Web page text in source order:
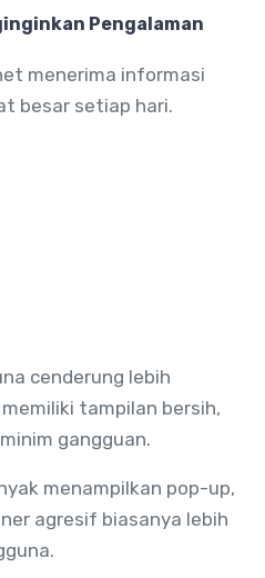
Pengalaman
menerima informasi
besar setiap hari.
cenderung lebih
tampilan bersih,
gangguan.
menampilkan pop-up,
agresif biasanya lebih